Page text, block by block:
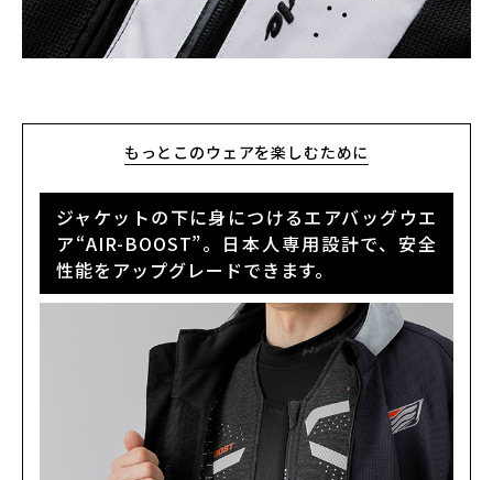
もっとこのウェアを楽しむために
ジャケットの下に身につけるエアバッグウエ
ア“AIR-BOOST”。日本人専用設計で、安全
性能をアップグレードできます。